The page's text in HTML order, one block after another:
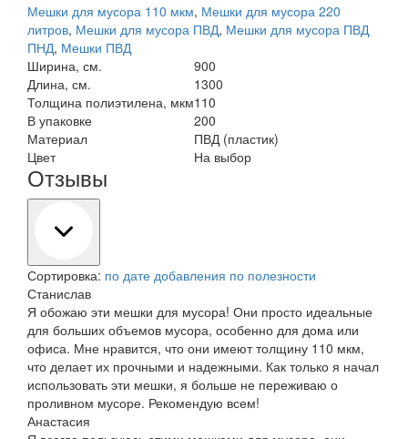
Мешки для мусора 110 мкм, Мешки для мусора 220
литров, Мешки для мусора ПВД, Мешки для мусора ПВД
ПНД, Мешки ПВД
Ширина, см.
900
Длина, см.
1300
Толщина полиэтилена, мкм110
В упаковке
200
Материал
ПВД (пластик)
Цвет
На выбор
Отзывы
Сортировка: по дате добавления по полезности
Станислав
Я обожаю эти мешки для мусора! Они просто идеальные
для больших объемов мусора, особенно для дома или
офиса. Мне нравится, что они имеют толщину 110 мкм,
что делает их прочными и надежными. Как только я начал
использовать эти мешки, я больше не переживаю о
проливном мусоре. Рекомендую всем!
Анастасия